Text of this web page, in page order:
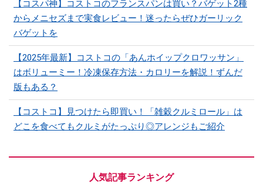
【コスパ神】コストコのフランスパンは買い？バゲット2種
からメニセズまで実食レビュー！迷ったらぜひガーリック
バゲットを
【2025年最新】コストコの「あんホイップクロワッサン」
はボリューミー！冷凍保存方法・カロリーを解説！ずんだ
版もある？
【コストコ】見つけたら即買い！「雑穀クルミロール」は
どこを食べてもクルミがたっぷり◎アレンジもご紹介